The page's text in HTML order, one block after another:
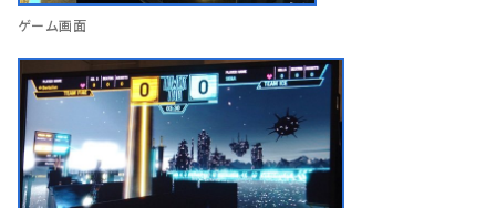
ゲーム画面